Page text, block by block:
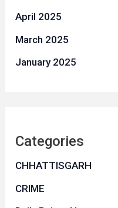
April 2025
March 2025
January 2025
Categories
CHHATTISGARH
CRIME